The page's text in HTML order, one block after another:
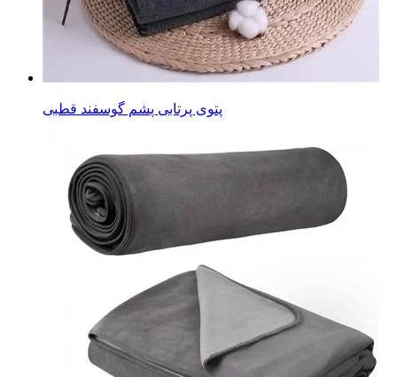
پتوی پرتابی پشم گوسفند قطبی